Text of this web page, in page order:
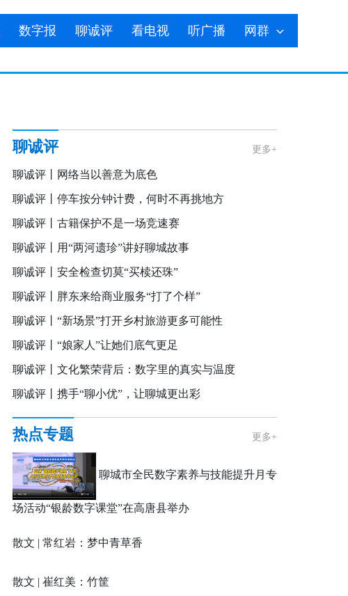
数字报 聊诚评 看电视 听广播 网群
聊诚评 更多+
聊诚评丨网络当以善意为底色
聊诚评丨停车按分钟计费，何时不再挑地方
聊诚评丨古籍保护不是一场竞速赛
聊诚评丨用“两河遗珍”讲好聊城故事
聊诚评丨安全检查切莫“买椟还珠”
聊诚评丨胖东来给商业服务“打了个样”
聊诚评丨“新场景”打开乡村旅游更多可能性
聊诚评丨“娘家人”让她们底气更足
聊诚评丨文化繁荣背后：数字里的真实与温度
聊诚评丨携手“聊小优”，让聊城更出彩
热点专题 更多+
聊城市全民数字素养与技能提升月专
场活动“银龄数字课堂”在高唐县举办
散文 | 常红岩：梦中青草香
散文 | 崔红美：竹筐